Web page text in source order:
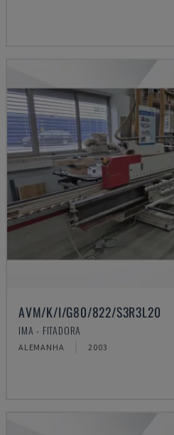
AVM/K/I/G80/822/S3R3L20
IMA - FITADORA
ALEMANHA 2003